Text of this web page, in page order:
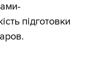
підготовки